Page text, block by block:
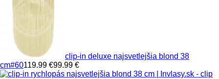
clip-in deluxe najsvetlejšia blond 38
cm#60119.99 €99.99 €